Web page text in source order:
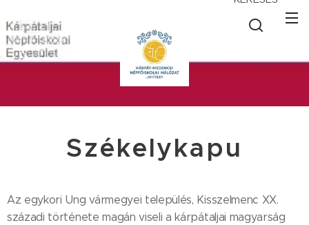
Székelykapu
Az egykori Ung vármegyei település, Kisszelmenc XX.
századi története magán viseli a kárpátaljai magyarság